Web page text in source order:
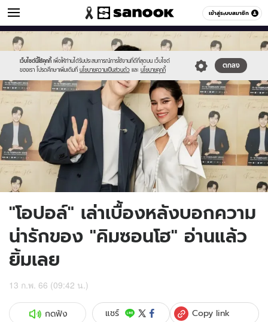
เข้าสู่ระบบสมาชิก
ข่าวบันเทิง หมวดอื่นๆ
เว็บไซต์นี้ใช้คุกกี้ เพื่อให้ท่านได้รับประสบการณ์การใช้งานที่ดีที่สุดบน เว็บไซต์
ของเรา โปรดศึกษาเพิ่มเติมที่ นโยบายความเป็นส่วนตัว และ นโยบายคุกกี้
ตกลง
Sanook
//s.isanook.com/sr/0/images/logo-
new-
sanook.png
600
60
//s.isanook.com/ns/0/ud/1754/8770394/15.jpg
"โอปอล์" เล่าเบื้องหลังบอกความ
น่ารักของ "คิมซอนโฮ" อ่านแล้ว
ยิ้มเลย
13 ก.พ. 66 (09:42 น.)
กดฟัง แชร์ Copy link